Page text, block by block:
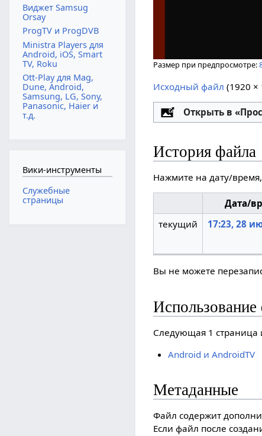
Размер при предпросмотре:
Исходный файл ‎(1920 ×
Открыть в
Настройка
История файла
Нажмите на дату/
Дата/
текущий
17:23, 28
Вы не можете
Использование
Следующая 1 страница
Android и AndroidTV
Метаданные
Файл содержит
Если файл после
Виджет Samsug
Orsay
ProgTV и ProgDVB
Ministra Players для
Android, iOS, Smart
TV, Roku
Ott-Play для Mag,
Dune, Android,
Samsung, LG, Sony,
Panasonic, Haier и
т.д.
Вики-инструменты
Служебные
страницы